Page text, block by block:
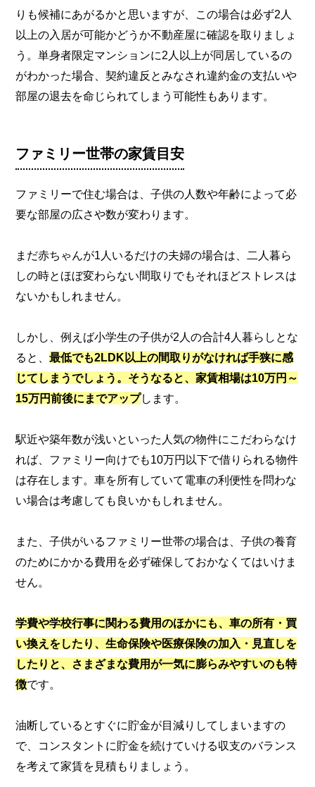
りも候補にあがるかと思いますが、この場合は必ず2人
以上の入居が可能かどうか不動産屋に確認を取りましょ
う。単身者限定マンションに2人以上が同居しているの
がわかった場合、契約違反とみなされ違約金の支払いや
部屋の退去を命じられてしまう可能性もあります。
ファミリー世帯の家賃目安
ファミリーで住む場合は、子供の人数や年齢によって必
要な部屋の広さや数が変わります。
まだ赤ちゃんが1人いるだけの夫婦の場合は、二人暮ら
しの時とほぼ変わらない間取りでもそれほどストレスは
ないかもしれません。
しかし、例えば小学生の子供が2人の合計4人暮らしとな
ると、最低でも2LDK以上の間取りがなければ手狭に感
じてしまうでしょう。そうなると、家賃相場は10万円～
15万円前後にまでアップします。
駅近や築年数が浅いといった人気の物件にこだわらなけ
れば、ファミリー向けでも10万円以下で借りられる物件
は存在します。車を所有していて電車の利便性を問わな
い場合は考慮しても良いかもしれません。
また、子供がいるファミリー世帯の場合は、子供の養育
のためにかかる費用を必ず確保しておかなくてはいけま
せん。
学費や学校行事に関わる費用のほかにも、車の所有・買
い換えをしたり、生命保険や医療保険の加入・見直しを
したりと、さまざまな費用が一気に膨らみやすいのも特
徴です。
油断しているとすぐに貯金が目減りしてしまいますの
で、コンスタントに貯金を続けていける収支のバランス
を考えて家賃を見積もりましょう。